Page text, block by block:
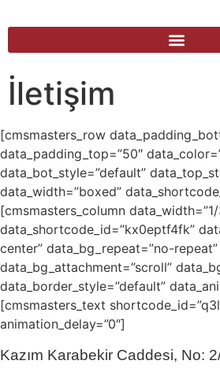
İletişim
[cmsmasters_row
data_padding_top=”50″
data_bot_style=”default”
data_width=”boxed”
[cmsmasters_column data_width=”1/
data_shortcode_id=”kx0eptf4fk”
center” data_bg_repeat=”no-repeat”
data_bg_attachment=”scroll”
data_border_style=”default”
[cmsmasters_text
animation_delay=”0″]
Kazım Karabekir Caddesi, No: